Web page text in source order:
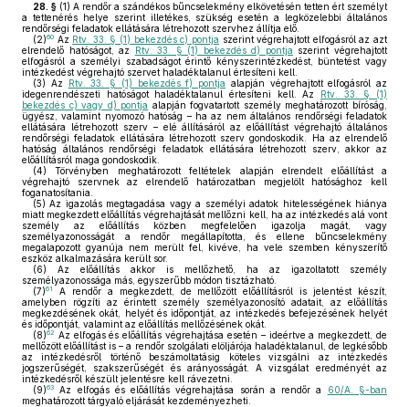
28. § (1) A rendőr a szándékos bűncselekmény elkövetésén tetten ért személyt
a tettenérés helye szerint illetékes, szükség esetén a legközelebbi általános
rendőrségi feladatok ellátására létrehozott szervhez állítja elő.
(2)60 Az Rtv. 33. § (1) bekezdés c) pontja szerint végrehajtott elfogásról az azt
elrendelő hatóságot, az
Rtv. 33. § (1) bekezdés d) pontja szerint végrehajtott
elfogásról a személyi szabadságot érintő kényszerintézkedést, büntetést vagy
intézkedést végrehajtó szervet haladéktalanul értesíteni kell.
(3) Az Rtv. 33. § (1) bekezdés f) pontja alapján végrehajtott elfogásról az
idegenrendészeti hatóságot haladéktalanul értesíteni kell. Az Rtv. 33. § (1)
bekezdés c) vagy d) pontja alapján fogvatartott személy meghatározott bíróság,
ügyész, valamint nyomozó hatóság – ha az nem általános rendőrségi feladatok
ellátására létrehozott szerv – elé állításáról az előállítást végrehajtó általános
rendőrségi feladatok ellátására létrehozott szerv gondoskodik. Ha az elrendelő
hatóság általános rendőrségi feladatok ellátására létrehozott szerv, akkor az
előállításról maga gondoskodik.
(4) Törvényben meghatározott feltételek alapján elrendelt előállítást a
végrehajtó szervnek az elrendelő határozatban megjelölt hatósághoz kell
foganatosítania.
(5) Az igazolás megtagadása vagy a személyi adatok hitelességének hiánya
miatt megkezdett előállítás végrehajtását mellőzni kell, ha az intézkedés alá vont
személy az előállítás közben megfelelően igazolja magát, vagy
személyazonosságát a rendőr megállapította, és ellene bűncselekmény
megalapozott gyanúja nem merült fel, kivéve, ha vele szemben kényszerítő
eszköz alkalmazására került sor.
(6) Az előállítás akkor is mellőzhető, ha az igazoltatott személy
személyazonossága más, egyszerűbb módon tisztázható.
(7)61
A rendőr a megkezdett, de mellőzött előállításról is jelentést készít,
amelyben rögzíti az érintett személy személyazonosító adatait, az előállítás
megkezdésének okát, helyét és időpontját, az intézkedés befejezésének helyét
és időpontját, valamint az előállítás mellőzésének okát.
(8)62 Az elfogás és előállítás végrehajtása esetén – ideértve a megkezdett, de
mellőzött előállítást is – a rendőr szolgálati elöljárója haladéktalanul, de legkésőbb
az intézkedésről történő beszámoltatásig köteles vizsgálni az intézkedés
jogszerűségét, szakszerűségét és arányosságát. A vizsgálat eredményét az
intézkedésről készült jelentésre kell rávezetni.
(9)63 Az elfogás és előállítás végrehajtása során a rendőr a
60/A. §-ban
meghatározott tárgyaló eljárását kezdeményezheti.